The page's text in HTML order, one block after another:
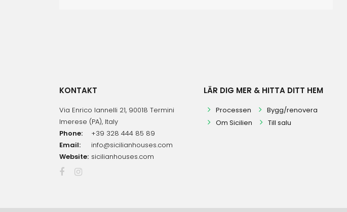
KONTAKT
Via Enrico Iannelli 21, 90018 Termini
Imerese (PA), Italy
Phone:
+39 328 444 85 89
Email:
info@sicilianhouses.com
Website: sicilianhouses.com
LÄR DIG MER & HITTA DITT HEM
Processen
Bygg/renovera
Om Sicilien
Till salu